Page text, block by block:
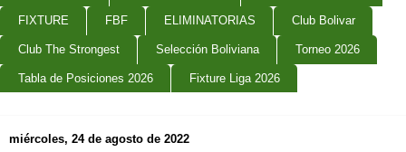
FIXTURE FBF ELIMINATORIAS Club Bolivar
Club The Strongest Selección Boliviana Torneo 2026
Tabla de Posiciones 2026 Fixture Liga 2026
miércoles, 24 de agosto de 2022